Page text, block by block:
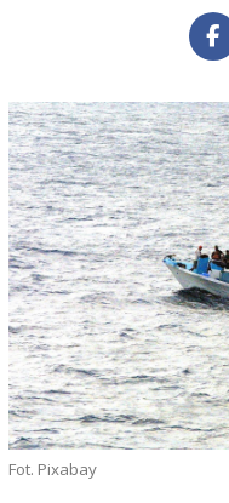
Fot. Pixabay